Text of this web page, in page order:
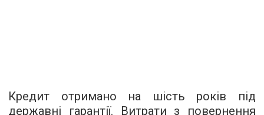
Кредит отримано на шість років під
державні гарантії. Витрати з повернення